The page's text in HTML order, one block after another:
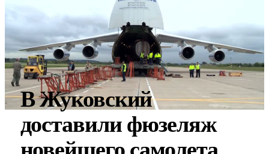
В Жуковский
доставили фюзеляж